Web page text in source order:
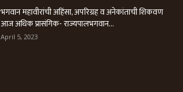
भगवान महावीरांची अहिंसा, अपरिग्रह व अनेकांताची शिकवण
आज अधिक प्रासंगिक- राज्यपालभगवान...
April 5, 2023